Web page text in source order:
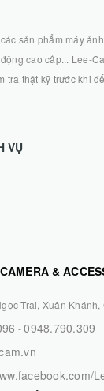
cao cấp... Lee-
tra thật kỹ trước khi
-0948.790.309
TOÁN